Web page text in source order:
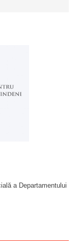
a Departamentului